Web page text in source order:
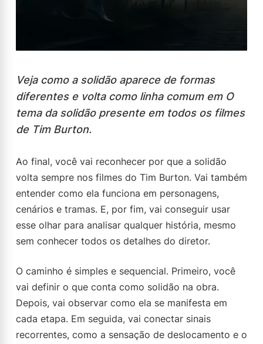
Veja como a solidão aparece de formas
diferentes e volta como linha comum em O
tema da solidão presente em todos os filmes
de Tim Burton.
Ao final, você vai reconhecer por que a solidão
volta sempre nos filmes do Tim Burton. Vai também
entender como ela funciona em personagens,
cenários e tramas. E, por fim, vai conseguir usar
esse olhar para analisar qualquer história, mesmo
sem conhecer todos os detalhes do diretor.
O caminho é simples e sequencial. Primeiro, você
vai definir o que conta como solidão na obra.
Depois, vai observar como ela se manifesta em
cada etapa. Em seguida, vai conectar sinais
recorrentes, como a sensação de deslocamento e o